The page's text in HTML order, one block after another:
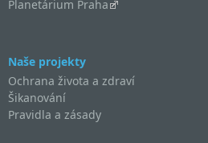
Planetárium Praha
Naše projekty
Ochrana života a zdraví
Šikanování
Pravidla a zásady